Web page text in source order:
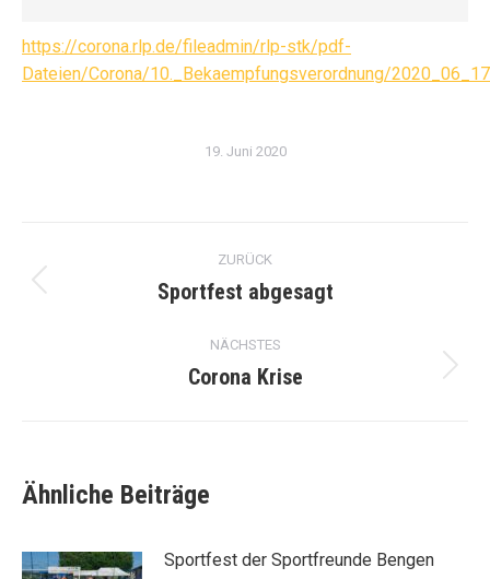
https://corona.rlp.de/fileadmin/rlp-stk/pdf-
Dateien/Corona/10._Bekaempfungsverordnung/
19. Juni 2020
Kommentarnavigation
ZURÜCK
Vorheriger
Sportfest abgesagt
NÄCHSTES
Nächster
Corona Krise
Ähnliche Beiträge
Sportfest der Sportfreunde Bengen